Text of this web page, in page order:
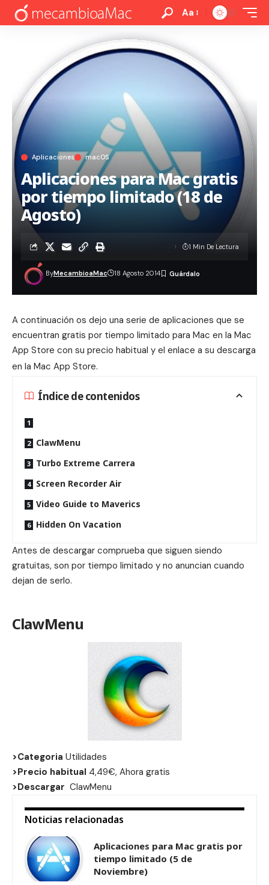
Aa
Aplicaciones macOS
Aplicaciones para Mac gratis
por tiempo limitado (18 de
Agosto)
ByMecambioaMac 18 Agosto 2014
1 Min De Lectura
A continuación os dejo una serie de aplicaciones que se
encuentran gratis por tiempo limitado para Mac en la Mac
App Store con su precio habitual y el enlace a su descarga
en la Mac App Store.
Índice de contenidos
ClawMenu
Turbo Extreme Carrera
Screen Recorder Air
Video Guide to Maverics
Hidden On Vacation
Antes de descargar comprueba que siguen siendo
gratuitas, son por tiempo limitado y no anuncian cuando
dejan de serlo.
ClawMenu
>Categoria Utilidades
>Precio habitual 4,49€, Ahora gratis
>Descargar ClawMenu
Noticias relacionadas
Aplicaciones para Mac gratis por
tiempo limitado (5 de
Noviembre)